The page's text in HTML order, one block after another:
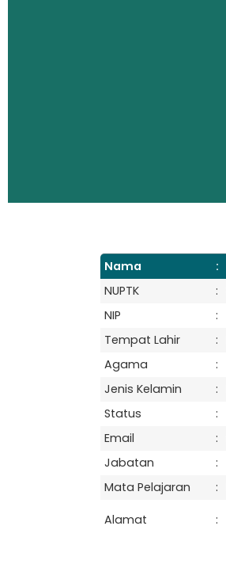
Nama :
NUPTK
:
NIP
:
Tempat Lahir
:
Agama
:
Jenis Kelamin
:
Status
:
Email
:
Jabatan
:
Mata Pelajaran
:
Alamat :